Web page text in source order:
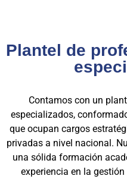
Plantel de
Contamos con un
especializados,
que ocupan cargos
privadas a nivel nacional.
una sólida formación
experiencia en la